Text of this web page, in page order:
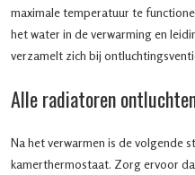
maximale temperatuur te
het water in de verwarming en
verzamelt zich bij
Alle radiatoren
Na het verwarmen is de volgende
kamerthermostaat. Zorg ervoor